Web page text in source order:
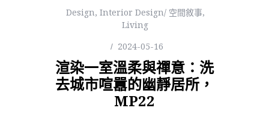
Design, Interior Design/ 空間敘事,
Living
2024-05-16
渲染一室溫柔與禪意：洗
去城市喧囂的幽靜居所，
MP22